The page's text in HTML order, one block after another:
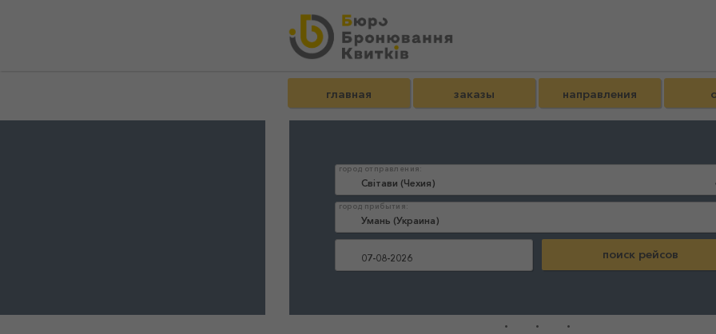
главная заказы направления
город отправления:
город прибытия:
...